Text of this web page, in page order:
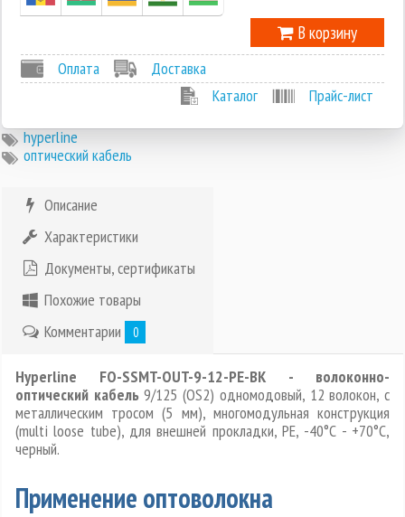
В корзину
Оплата
Доставка
Каталог
Прайс-лист
hyperline
оптический кабель
Описание
Характеристики
Документы, сертификаты
Похожие товары
Комментарии
0
Hyperline FO-SSMT-OUT-9-12-PE-BK - волоконно-
оптический кабель9/125 (OS2) одномодовый, 12 волокон, с
металлическим тросом (5 мм), многомодульная конструкция
(multi loose tube), для внешней прокладки, PE, -40°C - +70°C,
черный.
Применение оптоволокна